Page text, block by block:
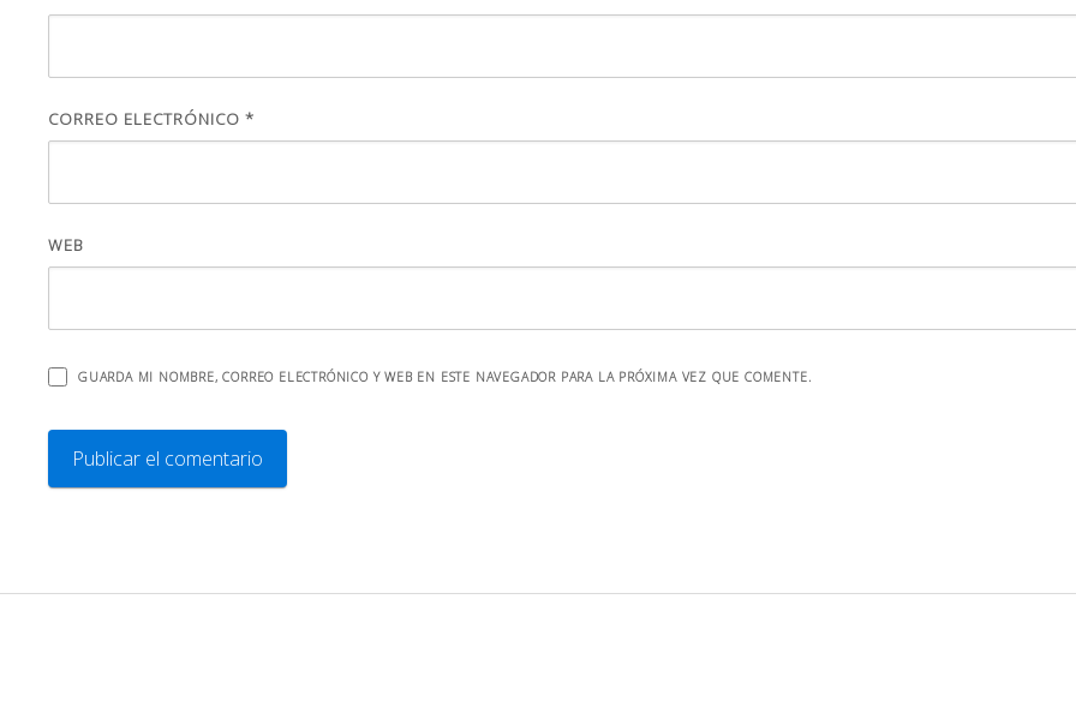
CORREO ELECTRÓNICO *
WEB
GUARDA MI NOMBRE, CORREO ELECTRÓNICO Y WEB EN ESTE NAVEGADOR PARA LA PRÓXIMA VEZ QUE COMENTE.